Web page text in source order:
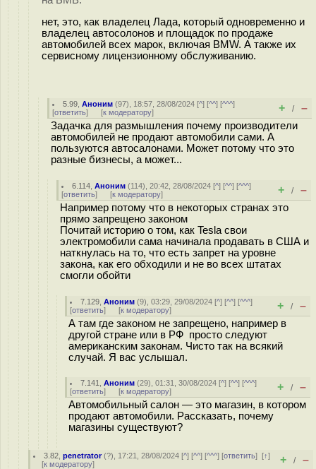
нет, это, как владелец Лада, который одновременно и
владелец автосолонов и площадок по продаже
автомобилей всех марок, включая BMW. А также их
сервисному лицензионному обслуживанию.
5.99 ,Аноним (97), 18:57, 28/08/2024 [^] [^^] [^^^]
[ответить] [к модератору] + / –
Задачка для размышления почему производители
автомобилей не продают автомобили сами. А
пользуются автосалонами. Может потому что это
разные бизнесы, а может...
6.114 ,Аноним (114), 20:42, 28/08/2024 [^] [^^] [^^^]
[ответить] [к модератору] + / –
Например потому что в некоторых странах это
прямо запрещено законом
Почитай историю о том, как Tesla свои
электромобили сама начинала продавать в США и
наткнулась на то, что есть запрет на уровне
закона, как его обходили и не во всех штатах
смогли обойти
7.129 ,Аноним (9), 03:29, 29/08/2024 [^] [^^] [^^^]
[ответить] [к модератору] + / –
А там где законом не запрещено, например в
другой стране или в РФ просто следуют
американским законам. Чисто так на всякий
случай. Я вас услышал.
7.141 ,Аноним (29), 01:31, 30/08/2024 [^] [^^] [^^^]
[ответить] [к модератору] + / –
Автомобильный салон — это магазин, в котором
продают автомобили. Рассказать, почему
магазины существуют?
3.82 ,penetrator(?), 17:21, 28/08/2024 [^] [^^] [^^^] [ответить][↑]
[к модератору] + / –